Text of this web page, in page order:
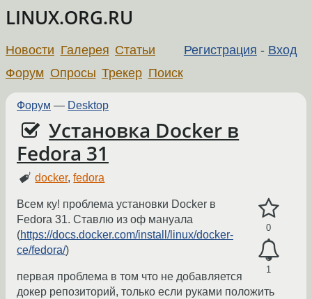
LINUX.ORG.RU
Регистрация - Вход
Новости Галерея Статьи
Форум Опросы Трекер Поиск
Форум — Desktop
Установка Docker в
Fedora 31
docker,fedora
0
1
Всем ку! проблема установки Docker в
Fedora 31. Ставлю из оф мануала
(https://docs.docker.com/install/linux/docker-
ce/fedora/)
первая проблема в том что не добавляется
докер репозиторий, только если руками положить